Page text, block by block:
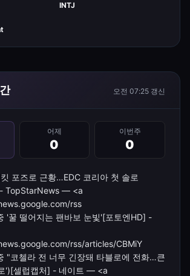
INTJ
오전 07:25 갱신
어제
0
이번주
0
포즈로 근황…EDC 코리아 첫 솔로
TopStarNews — <a
rss
'꿀 떨어지는 팬바보 눈빛'[포토엔HD] -
rss/articles/CBMiY
"코첼라 전 너무 긴장돼 타블로에 전화…큰
')[셀럽캡처] - 네이트 — <a